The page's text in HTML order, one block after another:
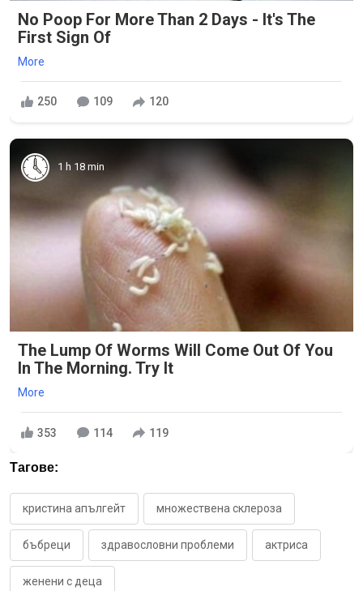
No Poop For More Than 2 Days - It's The
First Sign Of
More
250 109 120
1 h 18 min
The Lump Of Worms Will Come Out Of You
In The Morning. Try It
More
353 114 119
Тагове:
кристина апългейт множествена склероза
бъбреци здравословни проблеми актриса
женени с деца